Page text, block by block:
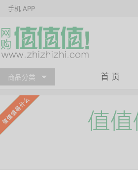
手机 APP
商品分类 首 页